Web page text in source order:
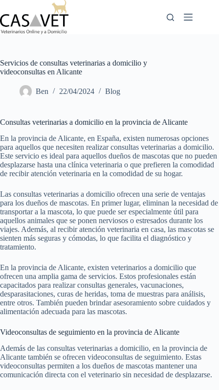
to
content
Servicios de consultas veterinarias a domicilio y
videoconsultas en Alicante
Ben 22/04/2024 Blog
Consultas veterinarias a domicilio en la provincia de Alicante
En la provincia de Alicante, en España, existen numerosas opciones
para aquellos que necesiten realizar consultas veterinarias a domicilio.
Este servicio es ideal para aquellos dueños de mascotas que no pueden
desplazarse hasta una clínica veterinaria o que prefieren la comodidad
de recibir atención veterinaria en la comodidad de su hogar.
Las consultas veterinarias a domicilio ofrecen una serie de ventajas
para los dueños de mascotas. En primer lugar, eliminan la necesidad de
transportar a la mascota, lo que puede ser especialmente útil para
aquellos animales que se ponen nerviosos o estresados durante los
viajes. Además, al recibir atención veterinaria en casa, las mascotas se
sienten más seguras y cómodas, lo que facilita el diagnóstico y
tratamiento.
En la provincia de Alicante, existen veterinarios a domicilio que
ofrecen una amplia gama de servicios. Estos profesionales están
capacitados para realizar consultas generales, vacunaciones,
desparasitaciones, curas de heridas, toma de muestras para análisis,
entre otros. También pueden brindar asesoramiento sobre cuidados y
alimentación adecuada para las mascotas.
Videoconsultas de seguimiento en la provincia de Alicante
Además de las consultas veterinarias a domicilio, en la provincia de
Alicante también se ofrecen videoconsultas de seguimiento. Estas
videoconsultas permiten a los dueños de mascotas mantener una
comunicación directa con el veterinario sin necesidad de desplazarse.